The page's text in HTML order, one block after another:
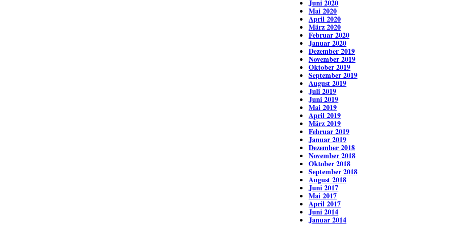
Juni 2020
Mai 2020
April 2020
März 2020
Februar 2020
Januar 2020
Dezember 2019
November 2019
Oktober 2019
September 2019
August 2019
Juli 2019
Juni 2019
Mai 2019
April 2019
März 2019
Februar 2019
Januar 2019
Dezember 2018
November 2018
Oktober 2018
September 2018
August 2018
Juni 2017
Mai 2017
April 2017
Juni 2014
Januar 2014